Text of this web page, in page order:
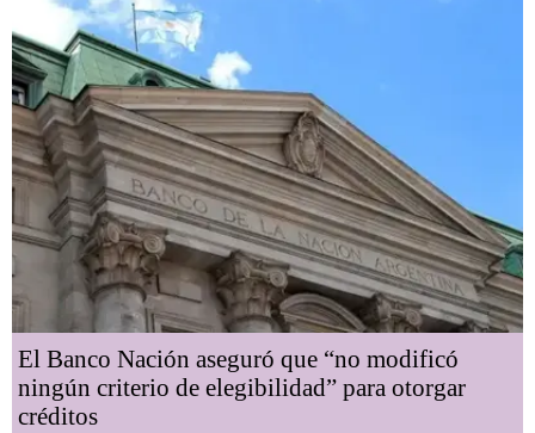
El Banco Nación aseguró que “no modificó
ningún criterio de elegibilidad” para otorgar
créditos